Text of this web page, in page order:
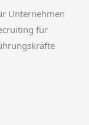
Unternehmen
für